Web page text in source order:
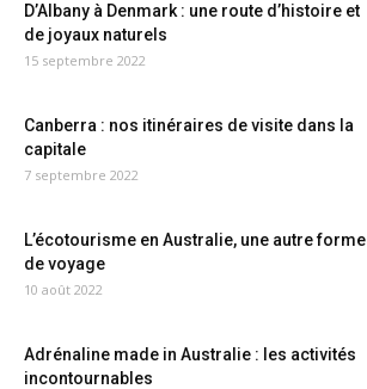
D’Albany à Denmark : une route d’histoire et
de joyaux naturels
15 septembre 2022
Canberra : nos itinéraires de visite dans la
capitale
7 septembre 2022
L’écotourisme en Australie, une autre forme
de voyage
10 août 2022
Adrénaline made in Australie : les activités
incontournables